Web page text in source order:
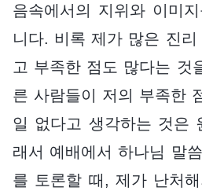
음속에서의 지위와 이미
니다. 비록 제가 많은 진
고 부족한 점도 많다는 것
른 사람들이 저의 부족한
일 없다고 생각하는 것은
래서 예배에서 하나님 말
를 토론할 때, 제가 난처